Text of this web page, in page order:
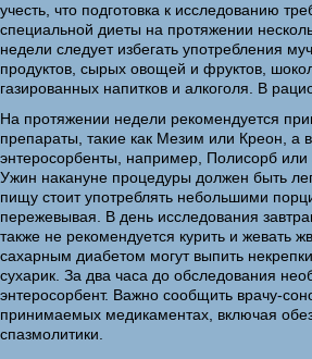
учесть, что подготовка к исследованию
специальной диеты на протяжении
недели следует избегать употребления
продуктов, сырых овощей и фруктов,
газированных напитков и алкоголя. В
На протяжении недели рекомендуется
препараты, такие как Мезим или Креон, а
энтеросорбенты, например, Полисорб или
Ужин накануне процедуры должен быть
пищу стоит употреблять небольшими
пережевывая. В день исследования
также не рекомендуется курить и жевать
сахарным диабетом могут выпить
сухарик. За два часа до обследования
энтеросорбент. Важно сообщить врачу-
принимаемых медикаментах, включая
спазмолитики.